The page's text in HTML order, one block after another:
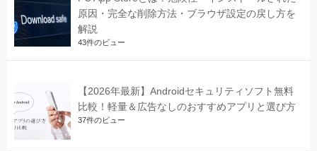
原因・完全な削除方法・ブラウザ設定の戻し方を
解説
43件のビュー
【2026年最新】Androidセキュリティソフト無料
比較！軽量＆広告なしのおすすめアプリと選び方
37件のビュー